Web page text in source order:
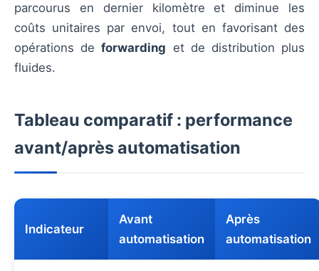
parcourus en dernier kilomètre et diminue les
coûts unitaires par envoi, tout en favorisant des
opérations deforwarding et de distribution plus
fluides.
Tableau comparatif : performance
avant/après automatisation
Indicateur
Avant
automatisation
Après
automatisation